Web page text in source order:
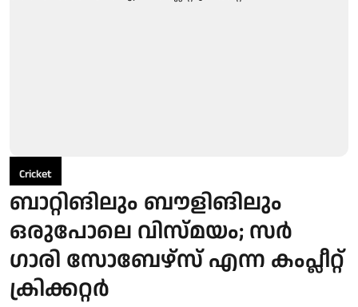
Cricket
ബാറ്റിങിലും ബൗളിങിലും
ഒരുപോലെ വിസ്മയം; സർ
ഗാരി സോബേഴ്സ് എന്ന കംപ്ലീറ്റ്
ക്രിക്കറ്റർ